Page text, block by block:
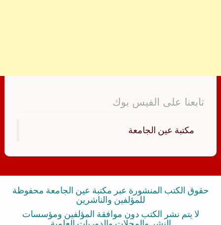
تابعنا على الفيس بوك
‏مكتبة عين الجامعة‏
حقوق الكتب المنشورة عبر مكتبة عين الجامعة محفوظة
للمؤلفين والناشرين
لا يتم نشر الكتب دون موافقة المؤلفين ومؤسسات